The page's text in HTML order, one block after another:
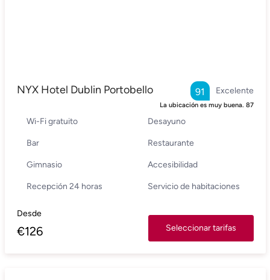
NYX Hotel Dublin Portobello Excelente
91
La ubicación es muy buena. 87
Wi-Fi gratuito Desayuno
Bar Restaurante
Gimnasio Accesibilidad
Recepción 24 horas Servicio de habitaciones
Desde
€126 Seleccionar tarifas